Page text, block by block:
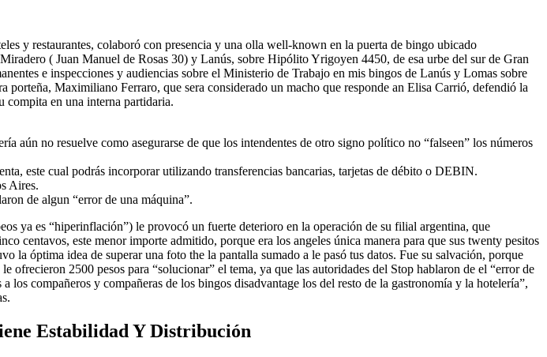
y restaurantes, colaboró con presencia y una olla well-known en la puerta de bingo ubicado
( Juan Manuel de Rosas 30) y Lanús, sobre Hipólito Yrigoyen 4450, de esa urbe del sur de Gran
e inspecciones y audiencias sobre el Ministerio de Trabajo en mis bingos de Lanús y Lomas sobre
Maximiliano Ferraro, que sera considerado un macho que responde an Elisa Carrió, defendió la
compita en una interna partidaria.
aún no resuelve como asegurarse de que los intendentes de otro signo político no “falseen” los números
este cual podrás incorporar utilizando transferencias bancarias, tarjetas de débito o DEBIN.
Aires.
de algun “error de una máquina”.
ya es “hiperinflación”) le provocó un fuerte deterioro en la operación de su filial argentina, que
centavos, este menor importe admitido, porque era los angeles única manera para que sus twenty pesitos
la óptima idea de superar una foto the la pantalla sumado a le pasó tus datos. Fue su salvación, porque
2500 pesos para “solucionar” el tema, ya que las autoridades del Stop hablaron de el “error de
compañeros y compañeras de los bingos disadvantage los del resto de la gastronomía y la hotelería”,
Estabilidad Y Distribución